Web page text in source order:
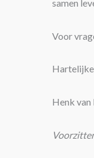
samen
Voor
Henk van